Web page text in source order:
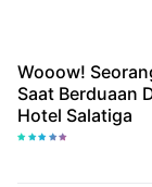
Wooow!
Saat Berduaan
Hotel Salatiga